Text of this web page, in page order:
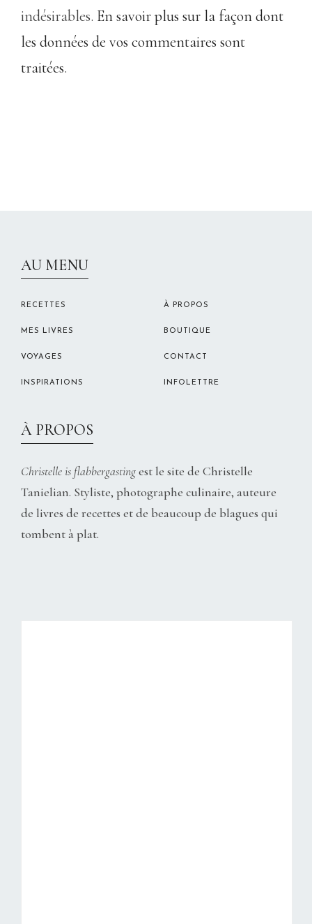
indésirables. En savoir plus sur la façon dont
les données de vos commentaires sont
traitées.
AU MENU
RECETTES
MES LIVRES
VOYAGES
INSPIRATIONS
À PROPOS
BOUTIQUE
CONTACT
INFOLETTRE
À PROPOS
Christelle is flabbergastingest le site de Christelle
Tanielian. Styliste, photographe culinaire, auteure
de livres de recettes et de beaucoup de blagues qui
tombent à plat.